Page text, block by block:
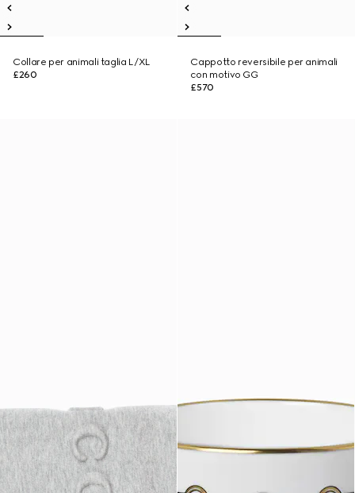
Collare per animali taglia L/XL
£260
Cappotto reversibile per animali
con motivo GG
£570